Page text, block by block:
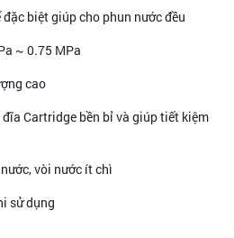
biệt giúp cho phun nước đều
~ 0.75 MPa
cao
Cartridge bền bỉ và giúp tiết kiệm
vòi nước ít chì
sử dụng